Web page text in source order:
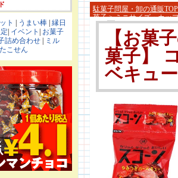
ト うまい棒 縁日
イベント
お菓子
詰め合わせ
ミル
たこせん
駄菓子問屋・卸の通販TOP
菓子>ミニサイズ・カッ
【お菓
菓子】
ベキュ